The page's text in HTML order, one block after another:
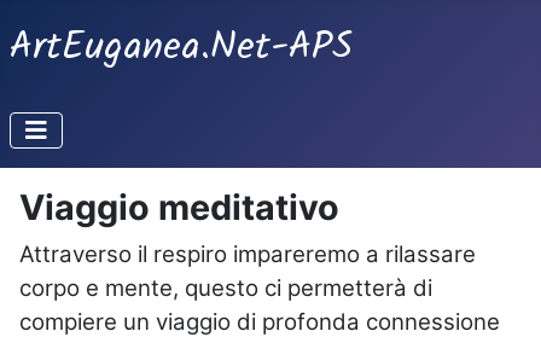
ArtEuganea.Net-APS
Viaggio meditativo
Attraverso il respiro impareremo a rilassare
corpo e mente, questo ci permetterà di
compiere un viaggio di profonda connessione